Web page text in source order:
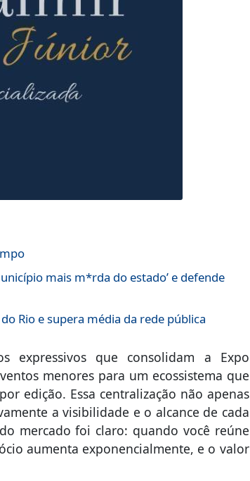
mais m*rda do estado’ e defende
Rio e supera média da rede pública
expressivos que consolidam a Expo
menores para um ecossistema que
edição. Essa centralização não apenas
a visibilidade e o alcance de cada
mercado foi claro: quando você reúne
aumenta exponencialmente, e o valor